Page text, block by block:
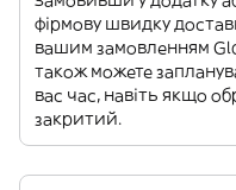
фірмову швидку
вашим замовленням
також можете
вас час, навіть якщо
закритий.